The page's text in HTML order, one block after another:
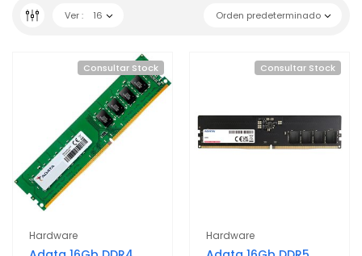
Orden predeterminado
Ver : 16
Consultar Stock
Hardware
Consultar Stock
Hardware